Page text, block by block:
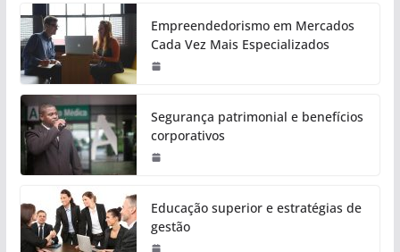
Empreendedorismo em Mercados
Cada Vez Mais Especializados
Segurança patrimonial e benefícios
corporativos
Educação superior e estratégias de
gestão